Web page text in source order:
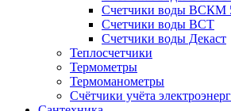
Счетчики воды ВСКМ
Счетчики воды ВСТ
Счетчики воды Декаст
Теплосчетчики
Термометры
Термоманометры
Счётчики учёта